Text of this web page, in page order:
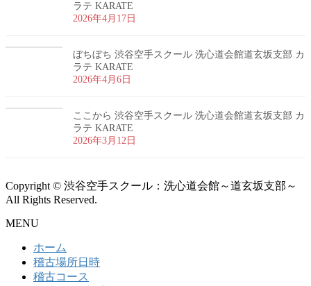
ラテ KARATE
2026年4月17日
ぼちぼち 渋谷空手スクール 洗心道会館道玄坂支部 カ
ラテ KARATE
2026年4月6日
ここから 渋谷空手スクール 洗心道会館道玄坂支部 カ
ラテ KARATE
2026年3月12日
Copyright © 渋谷空手スクール：洗心道会館～道玄坂支部～
All Rights Reserved.
MENU
ホーム
稽古場所日時
稽古コース